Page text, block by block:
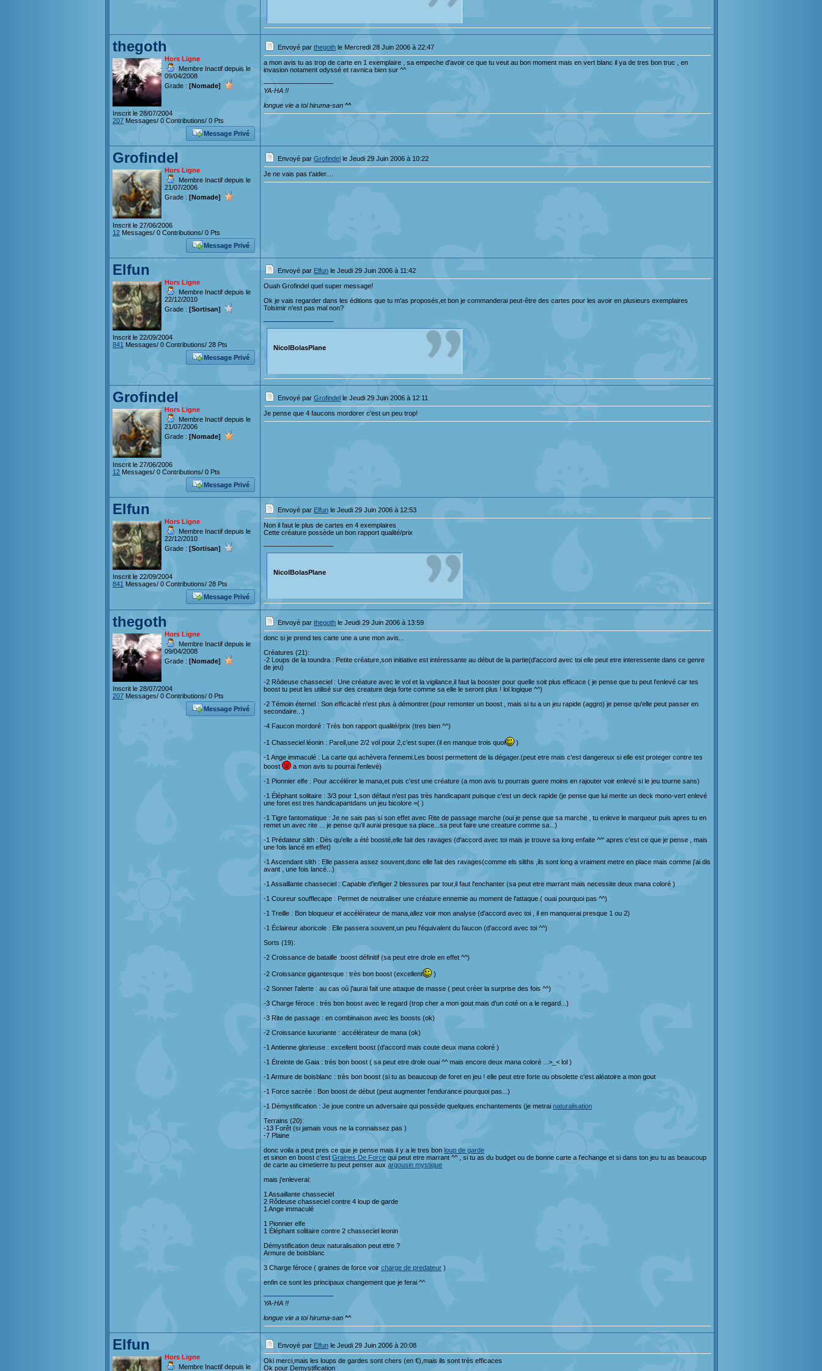
"En tant qu'excellent joueur je peux te garantir que non."
thegoth
Hors Ligne
Membre Inactif depuis le
09/04/2008
Grade : [Nomade]
Inscrit le 28/07/2004
207 Messages/ 0 Contributions/ 0 Pts
Message Privé
Envoyé par thegoth le Mercredi 28 Juin 2006 à 22:47
a mon avis tu as trop de carte en 1 exemplaire , sa empeche d'avoir ce que tu veut au bon moment mais en vert blanc il ya de tres bon truc , en
invasion notament odyssé et ravnica bien sur ^^
YA-HA !!
longue vie a toi hiruma-san ^^
Grofindel
Hors Ligne
Membre Inactif depuis le
21/07/2006
Grade : [Nomade]
Inscrit le 27/06/2006
12 Messages/ 0 Contributions/ 0 Pts
Message Privé
Envoyé par Grofindel le Jeudi 29 Juin 2006 à 10:22
Je ne vais pas t'aider....
Elfun
Hors Ligne
Membre Inactif depuis le
22/12/2010
Grade : [Sortisan]
Inscrit le 22/09/2004
841 Messages/ 0 Contributions/ 28 Pts
Message Privé
Envoyé par Elfun le Jeudi 29 Juin 2006 à 11:42
Ouah Grofindel quel super message!
Ok je vais regarder dans les éditions que tu m'as proposés,et bon je commanderai peut-être des cartes pour les avoir en plusieurs exemplaires
Tolsimir n'est pas mal non?
NicolBolasPlane
"En tant qu'excellent joueur je peux te garantir que non."
Grofindel
Hors Ligne
Membre Inactif depuis le
21/07/2006
Grade : [Nomade]
Inscrit le 27/06/2006
12 Messages/ 0 Contributions/ 0 Pts
Message Privé
Envoyé par Grofindel le Jeudi 29 Juin 2006 à 12:11
Je pense que 4 faucons mordorer c'est un peu trop!
Elfun
Hors Ligne
Membre Inactif depuis le
22/12/2010
Grade : [Sortisan]
Inscrit le 22/09/2004
841 Messages/ 0 Contributions/ 28 Pts
Message Privé
Envoyé par Elfun le Jeudi 29 Juin 2006 à 12:53
Non il faut le plus de cartes en 4 exemplaires
Cette créature possède un bon rapport qualité/prix
NicolBolasPlane
"En tant qu'excellent joueur je peux te garantir que non."
thegoth
Hors Ligne
Membre Inactif depuis le
09/04/2008
Grade : [Nomade]
Inscrit le 28/07/2004
207 Messages/ 0 Contributions/ 0 Pts
Message Privé
Envoyé par thegoth le Jeudi 29 Juin 2006 à 13:59
donc si je prend tes carte une a une mon avis...
Créatures (21):
-2 Loups de la toundra : Petite créature,son initiative est intéressante au début de la partie(d'accord avec toi elle peut etre interessente dans ce genre
de jeu)
-2 Rôdeuse chasseciel : Une créature avec le vol et la vigilance,il faut la booster pour quelle soit plus efficace ( je pense que tu peut l'enlevé car tes
boost tu peut les utilisé sur des creature deja forte comme sa elle le seront plus ! lol logique ^^)
-2 Témoin éternel : Son efficacité n'est plus à démontrer.(pour remonter un boost , mais si tu a un jeu rapide (aggro) je pense qu'elle peut passer en
secondaire...)
-4 Faucon mordoré : Très bon rapport qualité/prix (tres bien ^^)
-1 Chasseciel léonin : Pareil,une 2/2 vol pour 2,c'est super.(il en manque trois quoi
)
-1 Ange immaculé : La carte qui achèvera l'ennemi.Les boost permettent de la dégager.(peut etre mais c'est dangereux si elle est proteger contre tes
boost
a mon avis tu pourrai l'enlevé)
-1 Pionnier elfe : Pour accélérer le mana,et puis c'est une créature (a mon avis tu pourrais guere moins en rajouter voir enlevé si le jeu tourne sans)
-1 Éléphant solitaire : 3/3 pour 1,son défaut n'est pas très handicapant puisque c'est un deck rapide (je pense que lui merite un deck mono-vert enlevé
une foret est tres handicapantdans un jeu bicolore =( )
-1 Tigre fantomatique : Je ne sais pas si son effet avec Rite de passage marche (oui je pense que sa marche , tu enleve le marqueur puis apres tu en
remet un avec rite ... je pense qu'il aurai presque sa place...sa peut faire une creature comme sa...)
-1 Prédateur slith : Dès qu'elle a été boosté,elle fait des ravages (d'accord avec toi mais je trouve sa long enfaite ^^' apres c'est ce que je pense , mais
une fois lancé en effet)
-1 Ascendant slith : Elle passera assez souvent,donc elle fait des ravages(comme els sliths ,ils sont long a vraiment metre en place mais comme j'ai dis
avant , une fois lancé...)
-1 Assaillante chasseciel : Capable d'infliger 2 blessures par tour,il faut l'enchanter (sa peut etre marrant mais necessite deux mana coloré )
-1 Coureur soufflecape : Permet de neutraliser une créature ennemie au moment de l'attaque.( ouai pourquoi pas ^^)
-1 Treille : Bon bloqueur et accélérateur de mana,allez voir mon analyse (d'accord avec toi , il en manquerai presque 1 ou 2)
-1 Éclaireur aboricole : Elle passera souvent,un peu l'équivalent du faucon (d'accord avec toi ^^)
Sorts (19):
-2 Croissance de bataille :boost définitif (sa peut etre drole en effet ^^)
-2 Croissance gigantesque : très bon boost (excellent
)
-2 Sonner l'alerte : au cas où j'aurai fait une attaque de masse ( peut créer la surprise des fois ^^)
-3 Charge féroce : très bon boost avec le regard (trop cher a mon gout mais d'un coté on a le regard...)
-3 Rite de passage : en combinaison avec les boosts (ok)
-2 Croissance luxuriante : accélérateur de mana (ok)
-1 Antienne glorieuse : excellent boost (d'accord mais coute deux mana coloré )
-1 Étreinte de Gaia : très bon boost ( sa peut etre drole ouai ^^ mais encore deux mana coloré ...>_< lol )
-1 Armure de boisblanc : très bon boost (si tu as beaucoup de foret en jeu ! elle peut etre forte ou obsolette c'est aléatoire a mon gout
-1 Force sacrée : Bon boost de début (peut augmenter l'endurance pourquoi pas...)
-1 Démystification : Je joue contre un adversaire qui possède quelques enchantements (je metrai naturalisation
Terrains (20):
-13 Forêt (si jamais vous ne la connaissez pas )
-7 Plaine
donc voila a peut pres ce que je pense mais il y a le tres bon loup de garde
et sinon en boost c'est Graines De Force qui peut etre marrant ^^ , si tu as du budget ou de bonne carte a l'echange et si dans ton jeu tu as beaucoup
de carte au cimetierre tu peut penser aux argousin mystique
mais j'enleverai:
1 Assaillante chasseciel
2 Rôdeuse chasseciel contre 4 loup de garde
1 Ange immaculé
1 Pionnier elfe
1 Éléphant solitaire contre 2 chasseciel leonin
Démystification deux naturalisation peut etre ?
Armure de boisblanc
3 Charge féroce ( graines de force voir charge de predateur )
enfin ce sont les principaux changement que je ferai ^^
YA-HA !!
longue vie a toi hiruma-san ^^
Elfun
Hors Ligne
Membre Inactif depuis le
Envoyé par Elfun le Jeudi 29 Juin 2006 à 20:08
Oki merci,mais les loups de gardes sont chers (en €),mais ils sont très efficaces
Ok pour Demystification